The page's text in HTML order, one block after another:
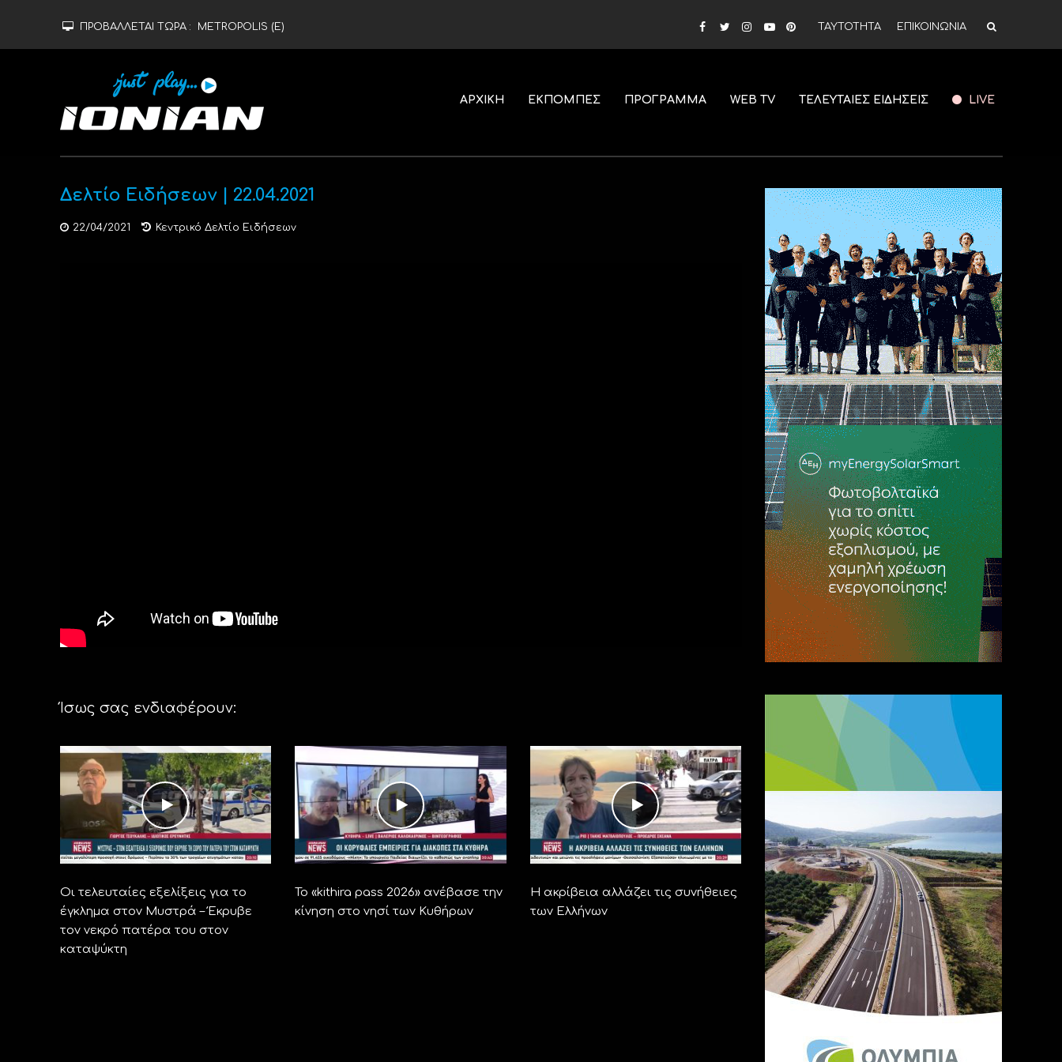
ΠΡΟΒΑΛΛΕΤΑΙ ΤΩΡΑ : METROPOLIS (Ε) ΤΑΥΤΟΤΗΤΑ ΕΠΙΚΟΙΝΩΝΙΑ
ΑΡΧΙΚΗ ΕΚΠΟΜΠΕΣ ΠΡΟΓΡΑΜΜΑ WEB TV ΤΕΛΕΥΤΑΙΕΣ ΕΙΔΗΣΕΙΣ LIVE
Δελτίο Ειδήσεων | 22.04.2021
22/04/2021 Κεντρικό Δελτίο Ειδήσεων
Ίσως σας ενδιαφέρουν:
Οι τελευταίες εξελίξεις για το
έγκλημα στον Μυστρά – Έκρυβε
τον νεκρό πατέρα του στον
καταψύκτη
Το «kithira pass 2026» ανέβασε την
κίνηση στο νησί των Κυθήρων
Η ακρίβεια αλλάζει τις συνήθειες
των Ελλήνων